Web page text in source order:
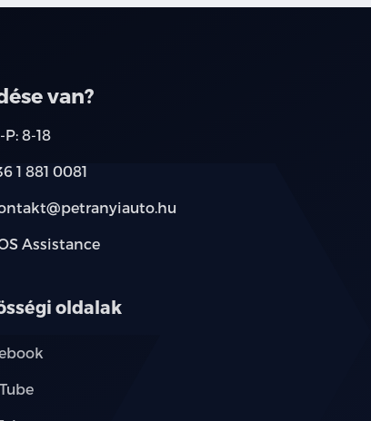
induló THM tájékoztató jellegű,
van?
P: 8-18
1 881 0081
Assistance
oldalak